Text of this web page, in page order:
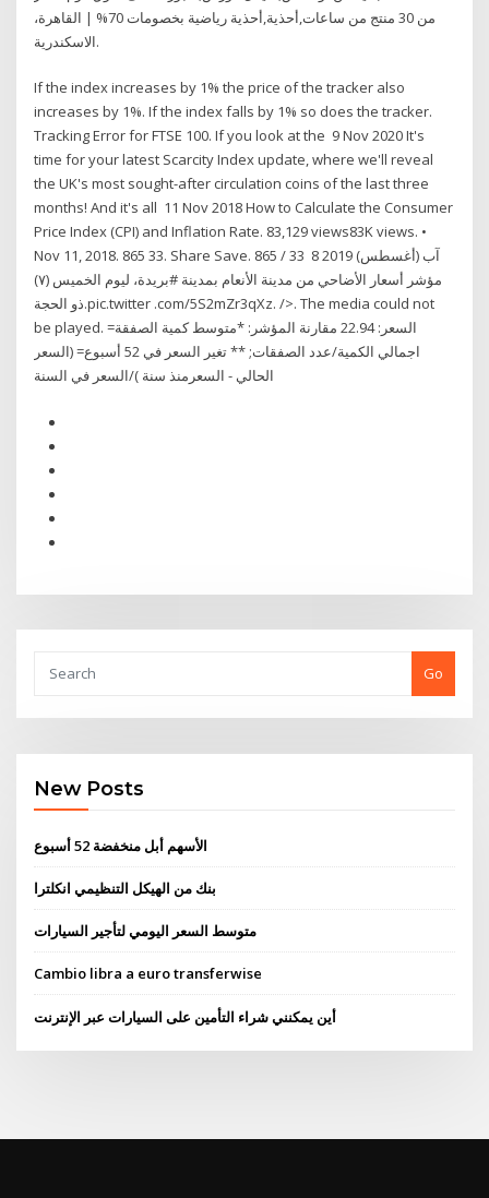
من 30 منتج من ساعات,أحذية,أحذية رياضية بخصومات 70% | القاهرة،
الاسكندرية.
If the index increases by 1% the price of the tracker also
increases by 1%. If the index falls by 1% so does the tracker.
Tracking Error for FTSE 100. If you look at the 9 Nov 2020 It's
time for your latest Scarcity Index update, where we'll reveal
the UK's most sought-after circulation coins of the last three
months! And it's all 11 Nov 2018 How to Calculate the Consumer
Price Index (CPI) and Inflation Rate. 83,129 views83K views. •
Nov 11, 2018. 865 33. Share Save. 865 / 33 8 آب (أغسطس) 2019
مؤشر أسعار الأضاحي من مدينة الأنعام بمدينة #بريدة، ليوم الخميس (٧)
ذو الحجة.pic.twitter .com/5S2mZr3qXz. />. The media could not
be played. السعر: 22.94 مقارنة المؤشر: *متوسط كمية الصفقة=
اجمالي الكمية/عدد الصفقات; ** تغير السعر في 52 أسبوع= (السعر
Go
New Posts
الأسهم أبل منخفضة 52 أسبوع
بنك من الهيكل التنظيمي انكلترا
متوسط ​​السعر اليومي لتأجير السيارات
Cambio libra a euro transferwise
أين يمكنني شراء التأمين على السيارات عبر الإنترنت